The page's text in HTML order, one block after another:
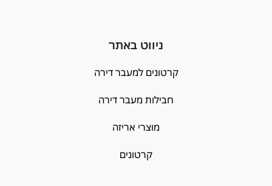
ניווט באתר
קרטונים למעבר דירה
חבילות מעבר דירה
מוצרי אריזה
קרטונים